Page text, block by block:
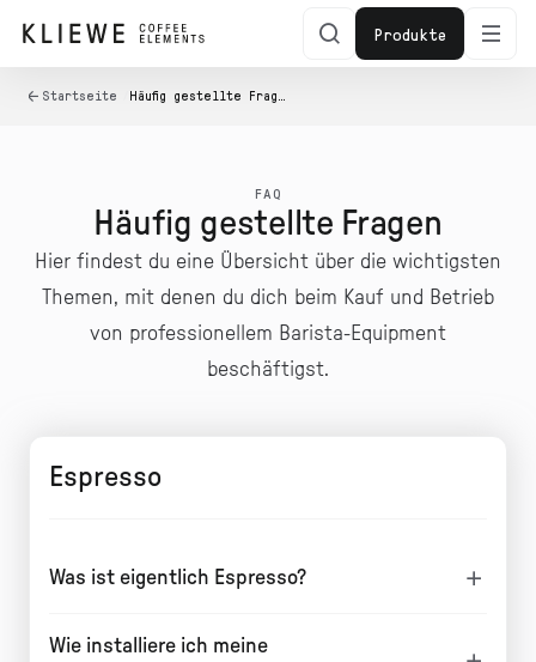
Produkte
Startseite Häufig gestellte Fragen (FAQ)
FAQ
Häufig gestellte Fragen
Hier findest du eine Übersicht über die wichtigsten
Themen, mit denen du dich beim Kauf und Betrieb
von professionellem Barista-Equipment
beschäftigst.
Espresso
Was ist eigentlich Espresso?
Wie installiere ich meine